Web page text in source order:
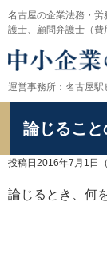
名古屋の企業法務・
護士、顧問弁護士（費
運営事務所：名古屋
論じるこ
投稿日2016年7月1日
論じるとき、何